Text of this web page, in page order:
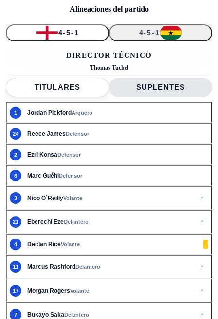
Alineaciones del partido
4-5-1 4-5-1 ↑
↑
↑
DIRECTOR TÉCNICO
Thomas Tuchel
TITULARES SUPLENTES
1 Jordan PickfordArquero
24 Reece JamesDefensor
2 Ezri KonsaDefensor
6 Marc GuéhiDefensor
3 Nico O´ReillyVolante ↑
21 Eberechi EzeDelantero ↑
4 Declan RiceVolante
11 Marcus RashfordDelantero ↑
17 Morgan RogersVolante ↑
7 Bukayo SakaDelantero ↑